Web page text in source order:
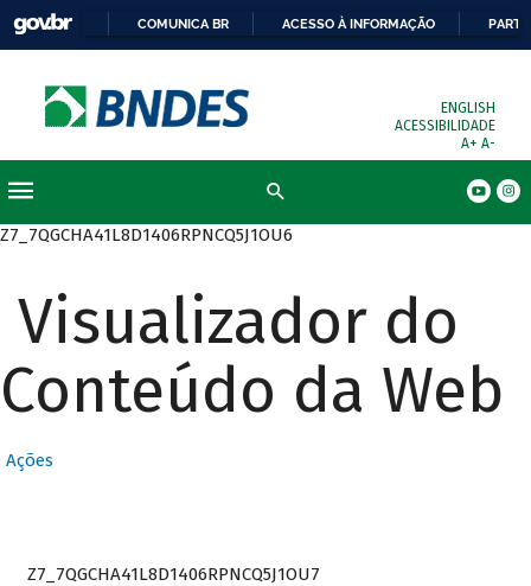
COMUNICA BR ACESSO À INFORMAÇÃO
ENGLISH
ACESSIBILIDADE
A+ A-
Z7_7QGCHA41L8D1406RPNCQ5J1OU6
Visualizador do
Conteúdo da Web
Ações
Z7_7QGCHA41L8D1406RPNCQ5J1OU7